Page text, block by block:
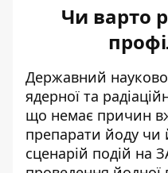
Чи варто
Державний
ядерної та
що немає причин
препарати йоду чи
сценарій подій на